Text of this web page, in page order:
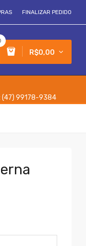
FINALIZAR PEDIDO
R$0,00
(47) 99178-9384